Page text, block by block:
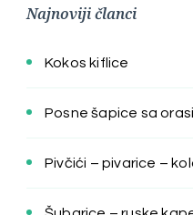
Najnoviji članci
Kokos kiflice
Posne šapice sa
Pivčići – pivarice –